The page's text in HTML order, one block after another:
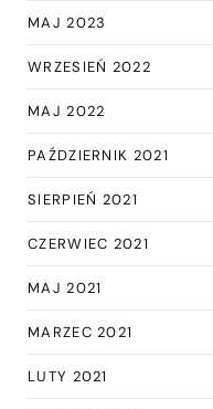
MAJ 2023
WRZESIEŃ 2022
MAJ 2022
PAŹDZIERNIK 2021
SIERPIEŃ 2021
CZERWIEC 2021
MAJ 2021
MARZEC 2021
LUTY 2021